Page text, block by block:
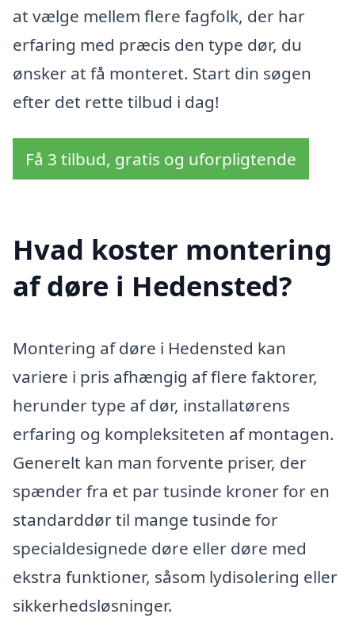
at vælge mellem flere fagfolk, der har
erfaring med præcis den type dør, du
ønsker at få monteret. Start din søgen
efter det rette tilbud i dag!
Få 3 tilbud, gratis og uforpligtende
Hvad koster montering
af døre i Hedensted?
Montering af døre i Hedensted kan
variere i pris afhængig af flere faktorer,
herunder type af dør, installatørens
erfaring og kompleksiteten af montagen.
Generelt kan man forvente priser, der
spænder fra et par tusinde kroner for en
standarddør til mange tusinde for
specialdesignede døre eller døre med
ekstra funktioner, såsom lydisolering eller
sikkerhedsløsninger.